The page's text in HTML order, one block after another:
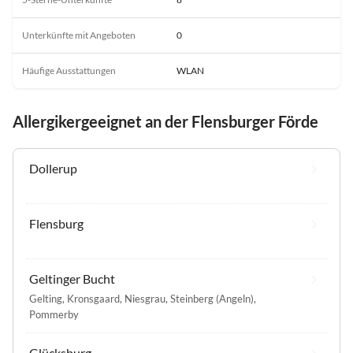
Unterkünfte mit Angeboten 0
Häufige Ausstattungen WLAN
Allergikergeeignet an der Flensburger Förde
Dollerup
Flensburg
Geltinger Bucht
Gelting, Kronsgaard, Niesgrau, Steinberg (Angeln),
Pommerby